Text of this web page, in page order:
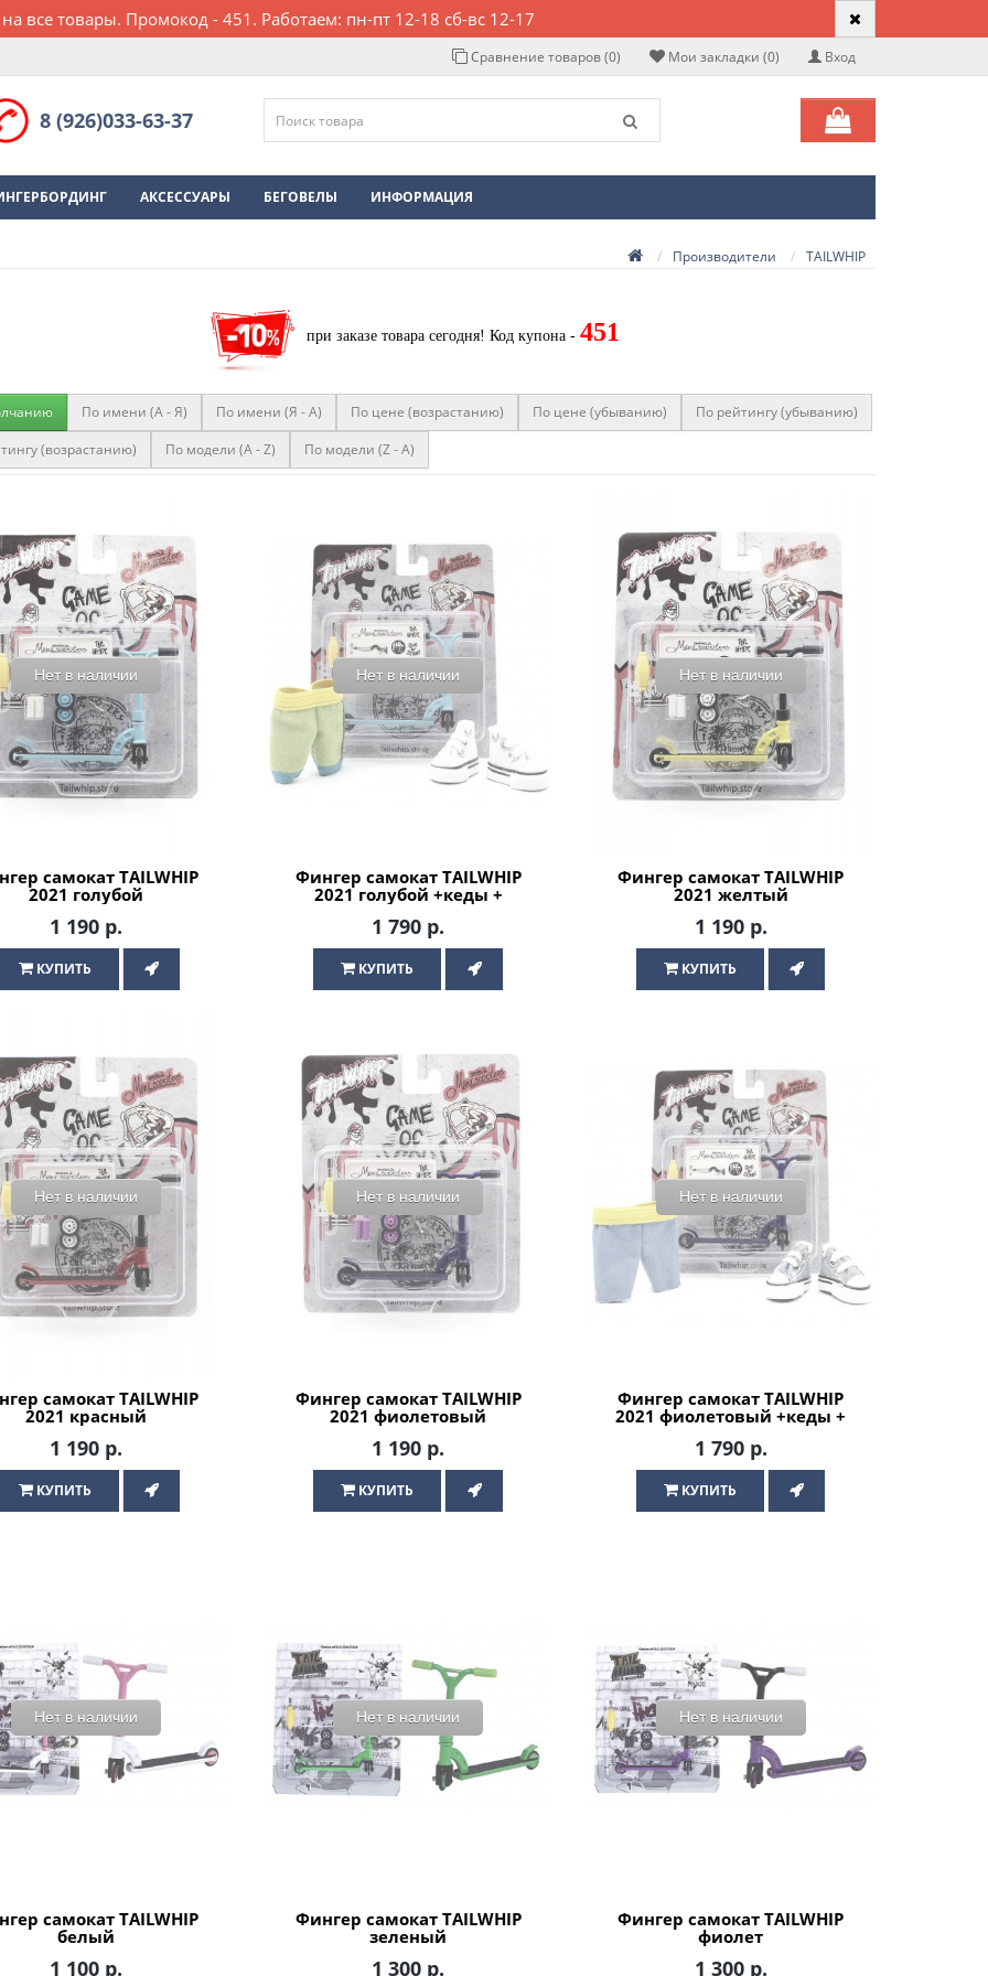
все товары. Промокод - 451. Работаем: пн-пт 12-18 сб-вс 12-17
Вход
Мои закладки (0)
Сравнение товаров (0)
8 (926)033-63-37
АКСЕССУАРЫ БЕГОВЕЛЫ ИНФОРМАЦИЯ
Производители TAILWHIP
при заказе товара сегодня! Код купона - 451
По имени (A - Я) По имени (Я - A) По цене (возрастанию) По цене (убыванию)
По рейтингу (убыванию)
(возрастанию)
По модели (A - Z) По модели (Z - A)
Нет в наличии
самокат TAILWHIP
2021 голубой
1 190 р.
КУПИТЬ
Нет в наличии
Фингер самокат TAILWHIP
2021 голубой +кеды +
1 790 р.
КУПИТЬ
Нет в наличии
Фингер самокат TAILWHIP
2021 желтый
1 190 р.
КУПИТЬ
Нет в наличии
самокат TAILWHIP
2021 красный
1 190 р.
КУПИТЬ
Нет в наличии
Фингер самокат TAILWHIP
2021 фиолетовый
1 190 р.
КУПИТЬ
Нет в наличии
Фингер самокат TAILWHIP
2021 фиолетовый +кеды +
1 790 р.
КУПИТЬ
Нет в наличии
самокат TAILWHIP
белый
1 100 р.
Нет в наличии
Фингер самокат TAILWHIP
зеленый
1 300 р.
Нет в наличии
Фингер самокат TAILWHIP
фиолет
1 300 р.